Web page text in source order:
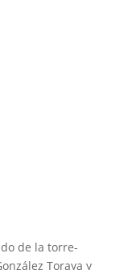
de la torre-
Toraya y